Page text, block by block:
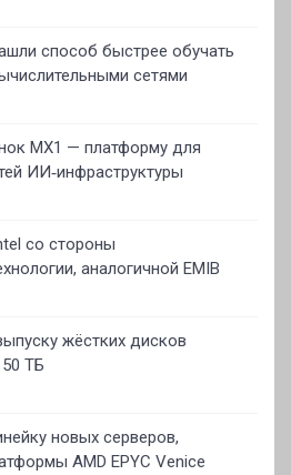
способ быстрее обучать
сетями
MX1 — платформу для
ИИ‑инфраструктуры
со стороны
аналогичной EMIB
жёстких дисков
ТБ
новых серверов,
AMD EPYC Venice